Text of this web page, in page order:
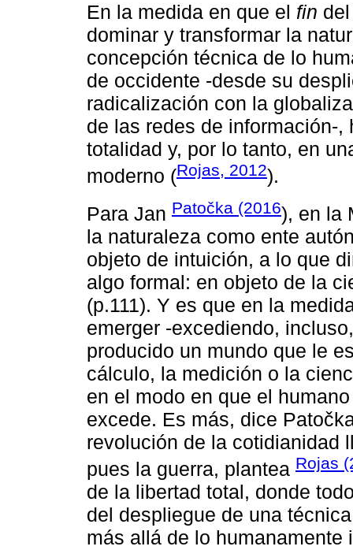
En la medida en que el fin
dominar y transformar la
concepción técnica de lo
de occidente -desde su
radicalización con la
de las redes de información-
totalidad y, por lo tanto, en
moderno (Rojas, 2012).
Para Jan Patočka (2016), en la
la naturaleza como ente
objeto de intuición, a lo que
algo formal: en objeto de la
(p.111). Y es que en la
emerger -excediendo,
producido un mundo que le
cálculo, la medición o la
en el modo en que el
excede. Es más, dice
revolución de la cotidianidad
pues la guerra, plantea Rojas
de la libertad total, donde
del despliegue de una
más allá de lo humanamente